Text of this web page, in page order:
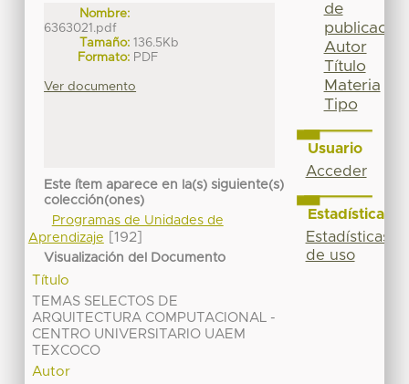
Nombre:
6363021.pdf
Tamaño: 136.5Kb
Formato: PDF
Ver documento
Este ítem aparece en la(s) siguiente(s)
colección(ones)
Programas de Unidades de
Aprendizaje
[192]
Visualización del Documento
Título
TEMAS SELECTOS DE
ARQUITECTURA COMPUTACIONAL -
CENTRO UNIVERSITARIO UAEM
TEXCOCO
Autor
de
publicación
Autor
Título
Materia
Tipo
Usuario
Acceder
Estadísticas
Estadísticas
de uso